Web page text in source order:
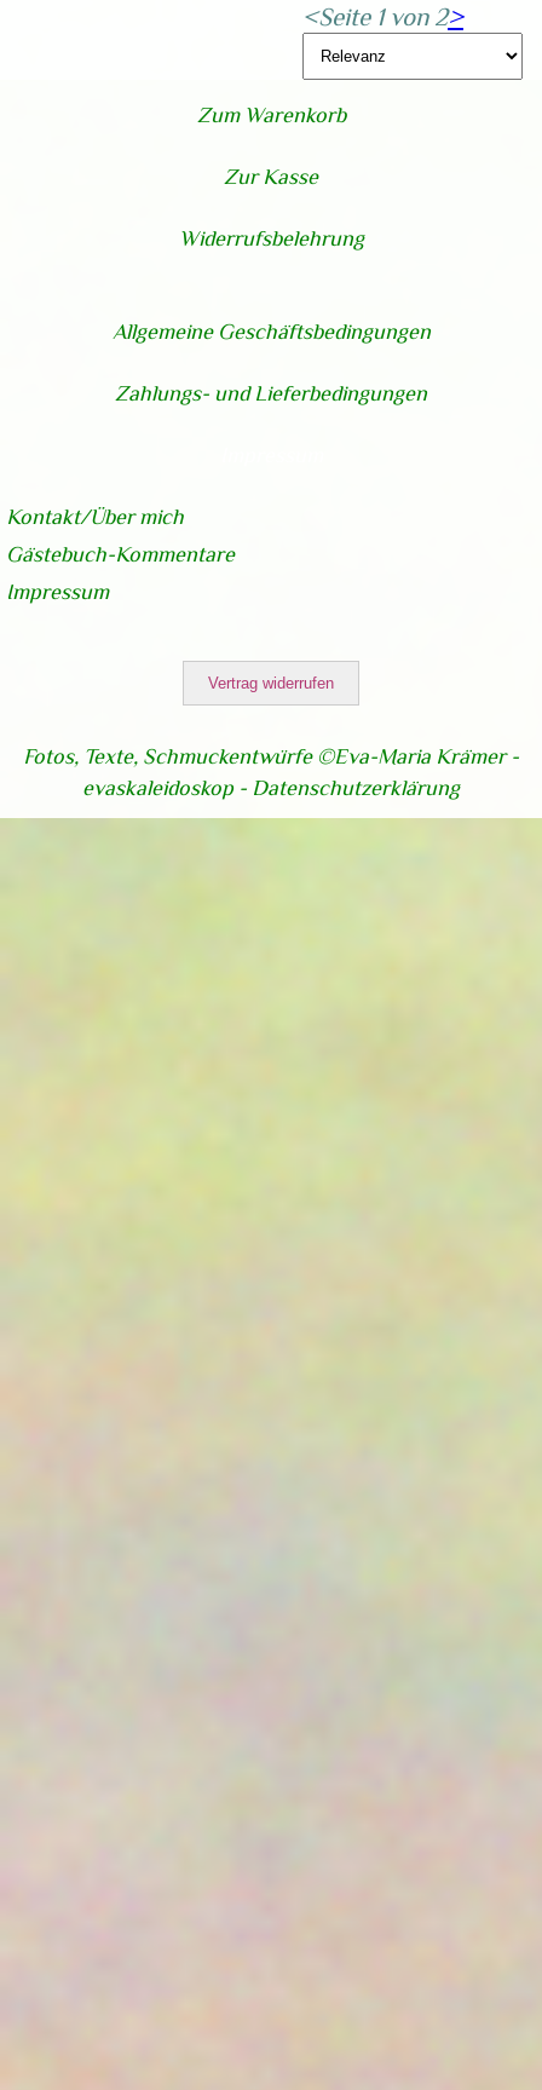
<Seite 1 von 2>
Zum Warenkorb
Zur Kasse
Widerrufsbelehrung
Allgemeine Geschäftsbedingungen
Zahlungs- und Lieferbedingungen
Kontakt/Über mich
Gästebuch-Kommentare
Impressum
Vertrag widerrufen
Fotos, Texte, Schmuckentwürfe ©Eva-Maria Krämer -
evaskaleidoskop - Datenschutzerklärung